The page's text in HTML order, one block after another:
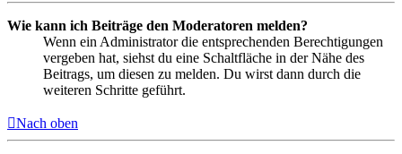
Wie kann ich Beiträge den Moderatoren melden?
Wenn ein Administrator die entsprechenden Berechtigungen
vergeben hat, siehst du eine Schaltfläche in der Nähe des
Beitrags, um diesen zu melden. Du wirst dann durch die
weiteren Schritte geführt.
Nach oben